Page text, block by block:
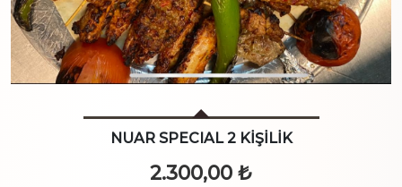
NUAR SPECIAL 2 KİŞİLİK
2.300,00 ₺